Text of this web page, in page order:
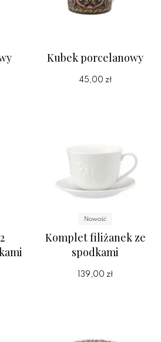
Kubek porcelanowy
45,00 zł
Komplet filiżanek ze
spodkami
139,00 zł
Nowość